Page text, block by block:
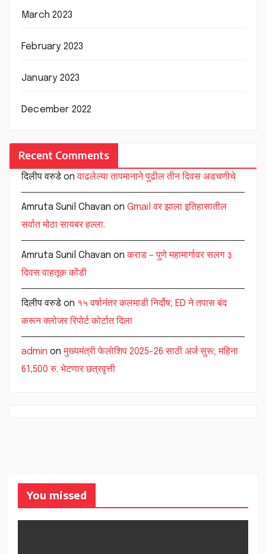
March 2023
February 2023
January 2023
December 2022
Recent Comments
दिलीप वरुडे onवाढलेल्या तापमानाने पुढील तीन दिवस अडचणीचे
Amruta Sunil Chavan on Gmail वर झाला इतिहासातील
सर्वात मोठा सायबर हल्ला.
Amruta Sunil Chavan onकराड – पुणे महामार्गावर सलग ३
दिवस वाहतूक कोंडी
दिलीप वरुडे on १५ वर्षानंतर कलमाडी निर्दोष; ED ने तपास बंद
करून क्लोजर रिपोर्ट कोर्टात दिला
admin onमुख्यमंत्री फेलोशिप 2025-26 साठी अर्ज सुरू; महिना
61,500 रु. भेटणार छत्रवृत्ती
You missed